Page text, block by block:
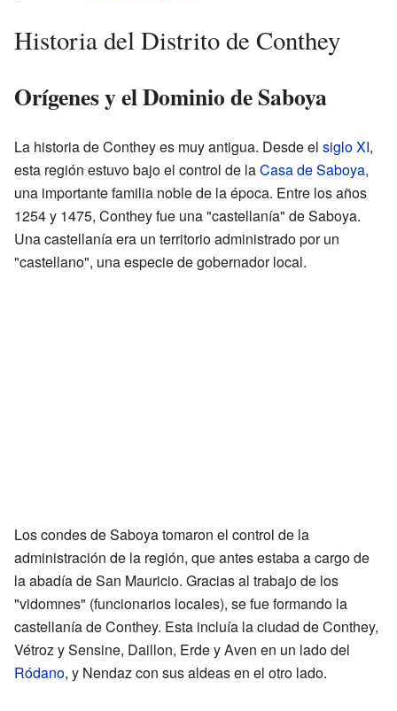
Historia del Distrito de Conthey
Orígenes y el Dominio de Saboya
La historia de Conthey es muy antigua. Desde el siglo XI,
esta región estuvo bajo el control de laCasa de Saboya,
una importante familia noble de la época. Entre los años
1254 y 1475, Conthey fue una "castellanía" de Saboya.
Una castellanía era un territorio administrado por un
"castellano", una especie de gobernador local.
Los condes de Saboya tomaron el control de la
administración de la región, que antes estaba a cargo de
la abadía de San Mauricio. Gracias al trabajo de los
"vidomnes" (funcionarios locales), se fue formando la
castellanía de Conthey. Esta incluía la ciudad de Conthey,
Vétroz y Sensine, Daillon, Erde y Aven en un lado del
Ródano, y Nendaz con sus aldeas en el otro lado.